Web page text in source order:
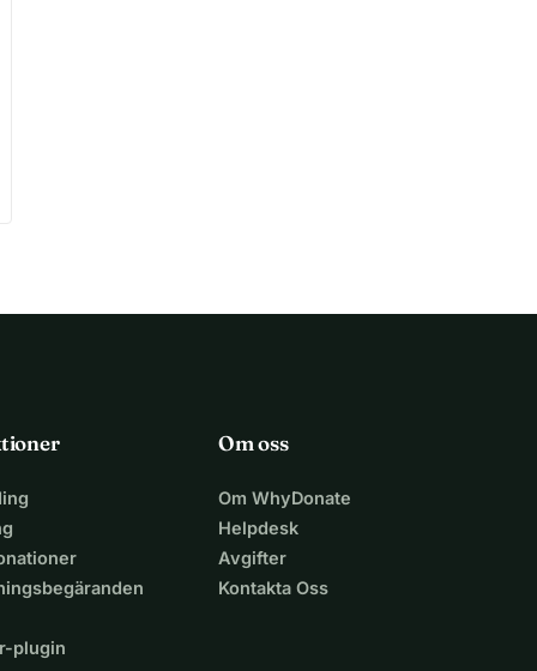
plugin
Om oss
Om WhyDonate
Helpdesk
Avgifter
Kontakta Oss